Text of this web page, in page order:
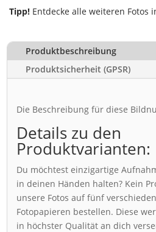
Tipp! Entdecke alle weiteren Fotos
Produktbeschreibung
Produktsicherheit (GPSR)
Die Beschreibung für diese
Details zu den
Produktvarianten:
Du möchtest einzigartige
in deinen Händen halten? Kein
unsere Fotos auf fünf
Fotopapieren bestellen. Diese
in höchster Qualität an dich